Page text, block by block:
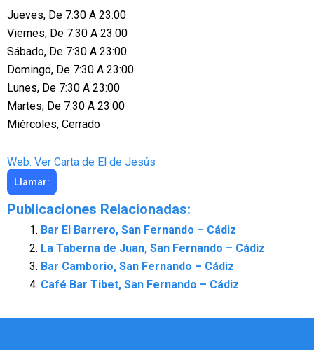
Jueves, De 7:30 A 23:00
Viernes, De 7:30 A 23:00
Sábado, De 7:30 A 23:00
Domingo, De 7:30 A 23:00
Lunes, De 7:30 A 23:00
Martes, De 7:30 A 23:00
Miércoles, Cerrado
Web: Ver Carta de El de Jesús
Llamar:
Publicaciones Relacionadas:
Bar El Barrero, San Fernando – Cádiz
La Taberna de Juan, San Fernando – Cádiz
Bar Camborio, San Fernando – Cádiz
Café Bar Tibet, San Fernando – Cádiz